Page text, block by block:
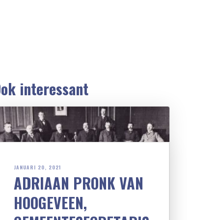
interessant
JANUARI 20, 2021
ADRIAAN PRONK VAN
HOOGEVEEN,